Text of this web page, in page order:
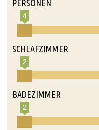
PERSONEN
4
SCHLAFZIMMER
2
BADEZIMMER
2